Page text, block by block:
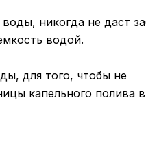
никогда не даст
водой.
для того, чтобы не
капельного полива в